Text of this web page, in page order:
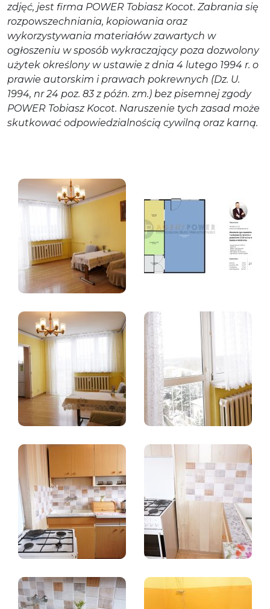
zdjęć, jest firma POWER Tobiasz Kocot. Zabrania się
rozpowszechniania, kopiowania oraz
wykorzystywania materiałów zawartych w
ogłoszeniu w sposób wykraczający poza dozwolony
użytek określony w ustawie z dnia 4 lutego 1994 r. o
prawie autorskim i prawach pokrewnych (Dz. U.
1994, nr 24 poz. 83 z późn. zm.) bez pisemnej zgody
POWER Tobiasz Kocot. Naruszenie tych zasad może
skutkować odpowiedzialnością cywilną oraz karną.